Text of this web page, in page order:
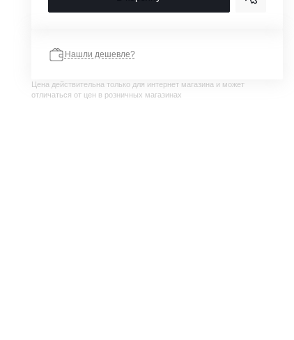
Нашли дешевле?
Цена действительна только для интернет магазина и может
отличаться от цен в розничных магазинах